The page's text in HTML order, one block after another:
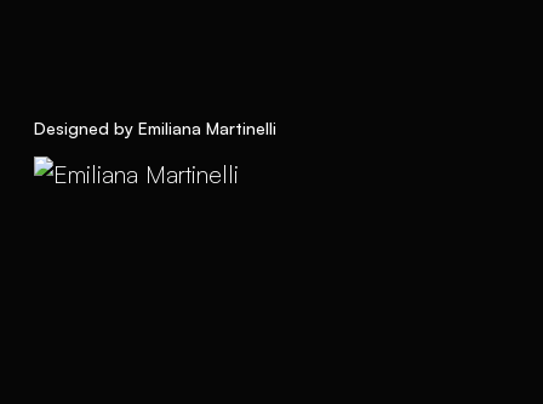
Designed by Emiliana Martinelli